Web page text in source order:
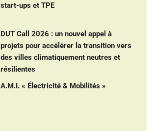
start-ups et TPE
DUT Call 2026 : un nouvel appel à
projets pour accélérer la transition vers
des villes climatiquement neutres et
résilientes
A.M.I. « Électricité & Mobilités »